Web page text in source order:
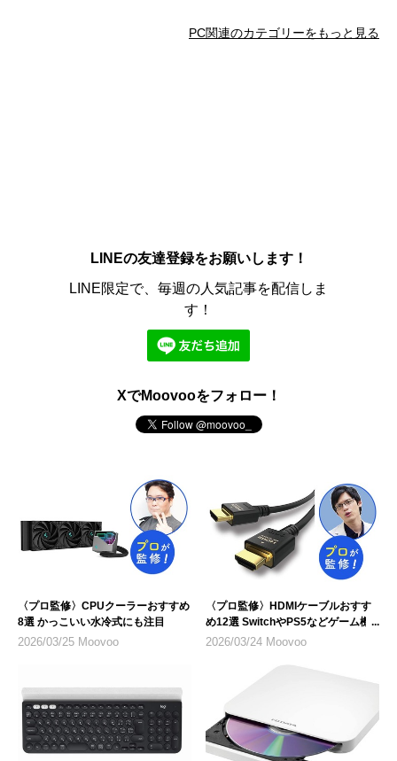
PC関連のカテゴリーをもっと見る
LINEの友達登録をお願いします！
LINE限定で、毎週の人気記事を配信しま
す！
XでMoovooをフォロー！
〈プロ監修〉CPUクーラーおすすめ
8選 かっこいい水冷式にも注目
2026/03/25 Moovoo
〈プロ監修〉HDMIケーブルおすす
め12選 SwitchやPS5などゲーム機
のテレビ接続にも
2026/03/24 Moovoo